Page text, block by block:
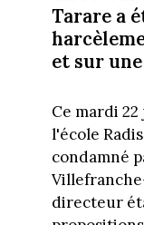
Tarare a
et sur
Ce mardi
l'école
condamné
directeur